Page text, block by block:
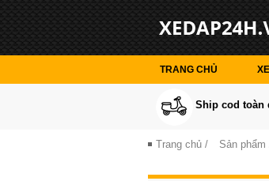
TRANG CHỦ
Ship cod toàn
Trang chủ / Sản phẩm